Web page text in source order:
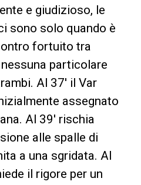
e giudizioso, le
sono solo quando è
fortuito tra
particolare
Al 37′ il Var
assegnato
Al 39′ rischia
alle spalle di
a una sgridata. Al
il rigore per un